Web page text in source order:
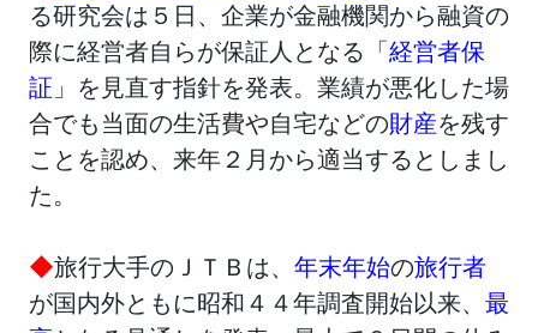
る研究会は５日、企業が金融機関から融資の
際に経営者自らが保証人となる「経営者保
証 」を見直す指針を発表。業績が悪化した場
合でも当面の生活費や自宅などの財産を残す
ことを認め、来年２月から適当するとしまし
た。
◆旅行大手のＪＴＢは、 年末年始の旅行者
が国内外ともに昭和４４年調査開始以来、 最